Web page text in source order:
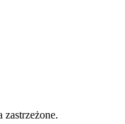
zastrzeżone.